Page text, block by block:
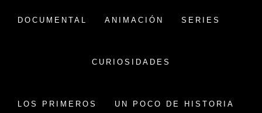
DOCUMENTAL ANIMACIÓN SERIES
CURIOSIDADES
LOS PRIMEROS UN POCO DE HISTORIA
CURIOSIDADES